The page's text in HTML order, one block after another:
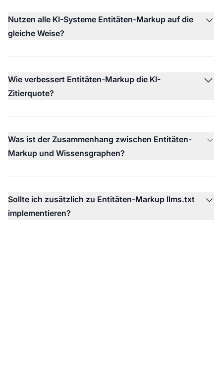
Nutzen alle KI-Systeme Entitäten-Markup auf die
gleiche Weise?
Wie verbessert Entitäten-Markup die KI-
Zitierquote?
Was ist der Zusammenhang zwischen Entitäten-
Markup und Wissensgraphen?
Sollte ich zusätzlich zu Entitäten-Markup llms.txt
implementieren?